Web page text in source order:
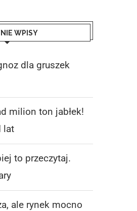
RYNEK
HURTOWYCH NA
WPISY
dla gruszek
milion ton jabłek!
lat
to przeczytaj.
ale rynek mocno